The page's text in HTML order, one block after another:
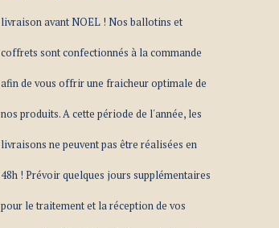
livraison avant NOEL ! Nos ballotins et
coffrets sont confectionnés à la commande
afin de vous offrir une fraicheur optimale de
nos produits. A cette période de l'année, les
livraisons ne peuvent pas être réalisées en
48h ! Prévoir quelques jours supplémentaires
pour le traitement et la réception de vos